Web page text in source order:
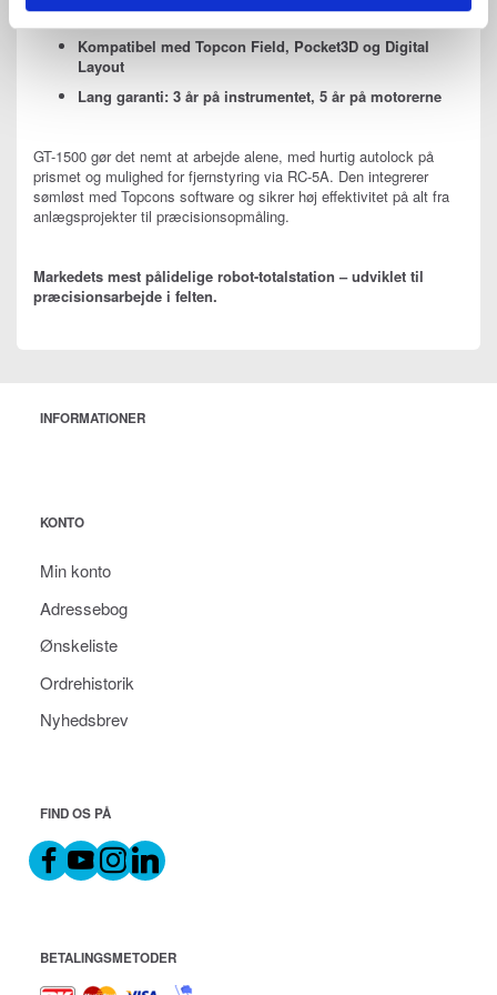
totalstationsopmåling.
Kompatibel med Topcon Field, Pocket3D og Digital
Layout
Lang garanti: 3 år på instrumentet, 5 år på motorerne
GT-1500 gør det nemt at arbejde alene, med hurtig autolock på
prismet og mulighed for fjernstyring via RC-5A. Den integrerer
sømløst med Topcons software og sikrer høj effektivitet på alt fra
anlægsprojekter til præcisionsopmåling.
Markedets mest pålidelige robot-totalstation – udviklet til
præcisionsarbejde i felten.
INFORMATIONER
KONTO
Min konto
Adressebog
Ønskeliste
Ordrehistorik
Nyhedsbrev
FIND OS PÅ
BETALINGSMETODER